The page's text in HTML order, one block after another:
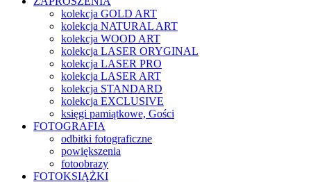
kolekcja GOLD ART
kolekcja NATURAL ART
kolekcja WOOD ART
kolekcja LASER ORYGINAL
kolekcja LASER PRO
kolekcja LASER ART
kolekcja STANDARD
kolekcja EXCLUSIVE
księgi pamiątkowe, Gości
FOTOGRAFIA
odbitki fotograficzne
powiększenia
fotoobrazy
FOTOKSIĄŻKI